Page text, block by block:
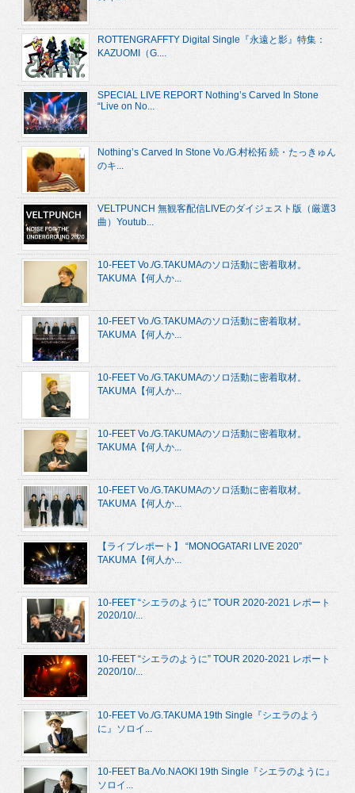
ROTTENGRAFFTY Digital Single『永遠と影』特集：
KAZUOMI（G....
SPECIAL LIVE REPORT Nothing’s Carved In Stone
“Live on No...
Nothing’s Carved In Stone Vo./G.村松拓 続・たっきゅん
のキ...
VELTPUNCH 無観客配信LIVEのダイジェスト版（厳選3
曲）Youtub...
10-FEET Vo./G.TAKUMAのソロ活動に密着取材。
TAKUMA【何人か...
10-FEET Vo./G.TAKUMAのソロ活動に密着取材。
TAKUMA【何人か...
10-FEET Vo./G.TAKUMAのソロ活動に密着取材。
TAKUMA【何人か...
10-FEET Vo./G.TAKUMAのソロ活動に密着取材。
TAKUMA【何人か...
10-FEET Vo./G.TAKUMAのソロ活動に密着取材。
TAKUMA【何人か...
【ライブレポート】 “MONOGATARI LIVE 2020”
TAKUMA【何人か...
10-FEET “シエラのように” TOUR 2020-2021 レポート
2020/10/...
10-FEET “シエラのように” TOUR 2020-2021 レポート
2020/10/...
10-FEET Vo./G.TAKUMA 19th Single『シエラのよう
に』ソロイ...
10-FEET Ba./Vo.NAOKI 19th Single『シエラのように』
ソロイ...